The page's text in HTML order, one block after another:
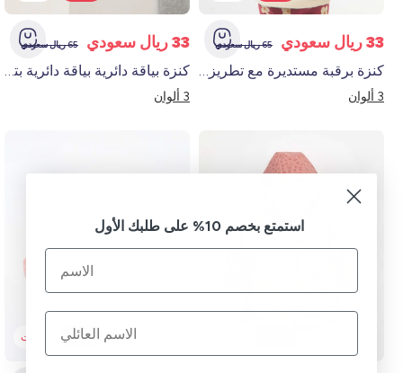
33 ريال سعودي 65 ريال سعودي
كنزة برقبة مستديرة مع تطريز أبيض
3 ألوان
33 ريال سعودي 65 ريال سعودي
كنزة بياقة دائرية بياقة دائرية بتطريز بيجي
3 ألوان
-70% اوتلت
استمتع بخصم 10% على طلبك الأول